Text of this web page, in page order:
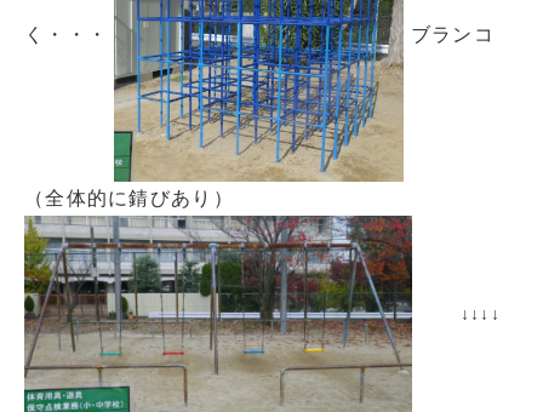
く・・・ ブランコ
（全体的に錆びあり）
↓↓↓↓